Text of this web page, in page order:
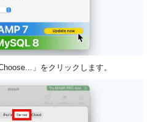
」をクリックします。